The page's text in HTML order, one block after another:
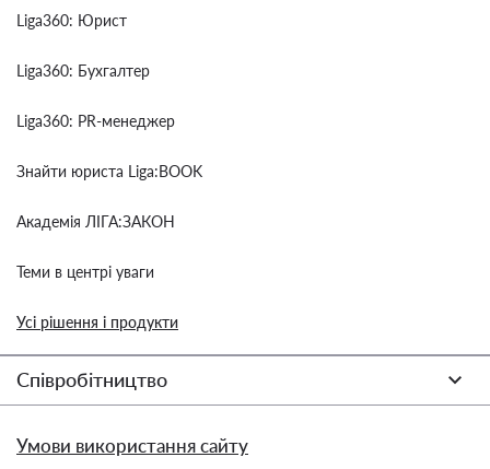
Liga360: Юрист
Liga360: Бухгалтер
Liga360: PR-менеджер
Знайти юриста Liga:BOOK
Академія ЛІГА:ЗАКОН
Теми в центрі уваги
Усі рішення і продукти
Співробітництво
Умови використання сайту